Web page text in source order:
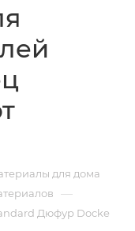
для дома
—
Дюфур Docke